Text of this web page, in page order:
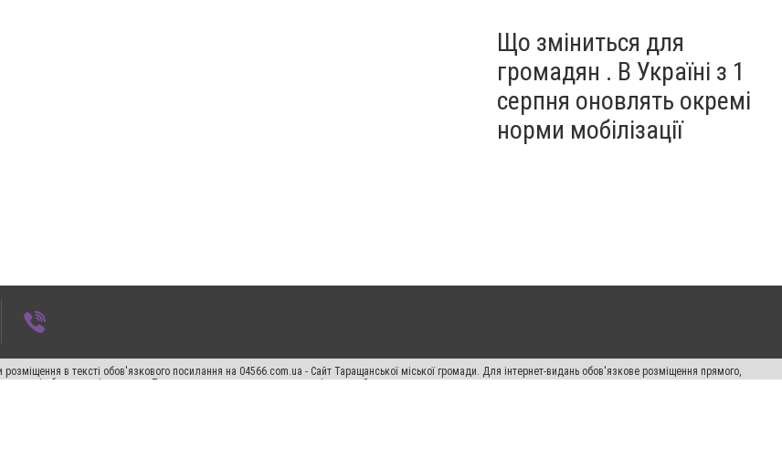
Що зміниться для
громадян . В Україні з 1
серпня оновлять окремі
норми мобілізації
в тексті обов'язкового посилання на 04566.com.ua - Cайт Таращанської міської громади. Для інтернет-видань обов'язкове розміщення прямого,
тексті або в якості джерела. Порушення виняткових прав переслідується Законом.